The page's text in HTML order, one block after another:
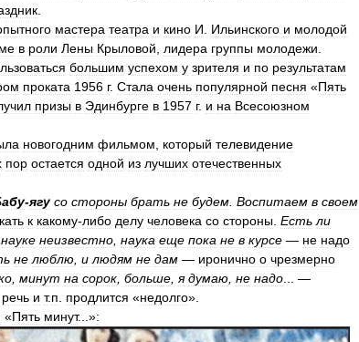
мастера театра и кино И Ильинского и молодой
в роли Лены Крыловой лидера группы молодежи
большим успехом у зрителя и по результатам
проката 1956 г. Стала очень популярной песня «Пять
призы в Эдинбурге в 1957 г. и на Всесоюзном
новогодним фильмом который телевидение
пор остается одной из лучших отечественных
-ягу со стороны брать не будем Воспитаем в своем
к какому-либо делу человека со стороны Есть ли
науке неизвестно наука еще пока не в курсе — не надо
не люблю и людям не дам — иронично о чрезмерно
минут на сорок больше я думаю не надо ... —
речь и т.п продлится «недолго».
«Пять минут...»: